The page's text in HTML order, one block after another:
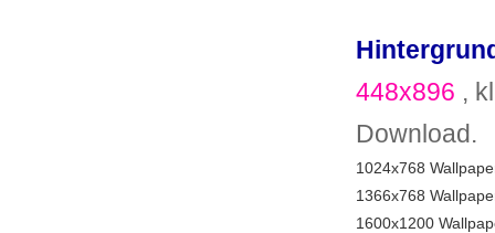
448x896 ,
Download.
1024x768
1366x768
1600x1200